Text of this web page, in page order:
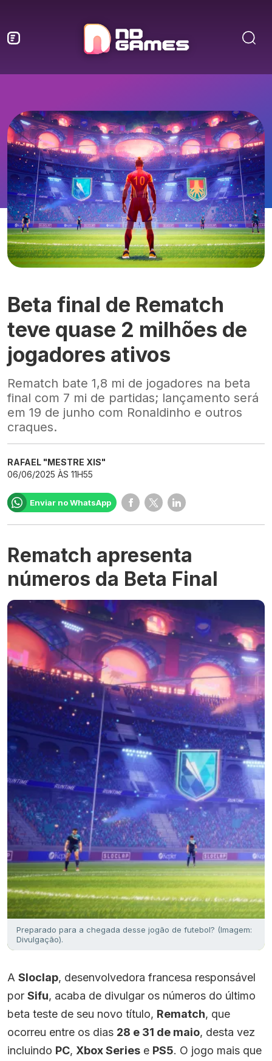
Beta final de Rematch
teve quase 2 milhões de
jogadores ativos
Rematch bate 1,8 mi de jogadores na beta
final com 7 mi de partidas; lançamento será
em 19 de junho com Ronaldinho e outros
craques.
RAFAEL "MESTRE XIS"
06/06/2025 ÀS 11H55
Enviar no WhatsApp
Rematch apresenta
números da Beta Final
Preparado para a chegada desse jogão de futebol? (Imagem:
Divulgação).
A Sloclap, desenvolvedora francesa responsável
por Sifu, acaba de divulgar os números do último
beta teste de seu novo título, Rematch, que
ocorreu entre os dias 28 e 31 de maio, desta vez
incluindo PC, Xbox Series e PS5. O jogo mais que